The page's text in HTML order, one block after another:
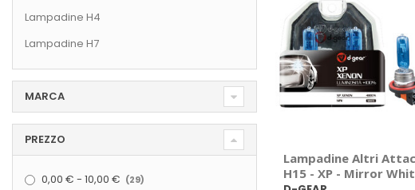
Lampadine Altri
H15 - XP - Mirror
Lampadine H4
Lampadine H7
MARCA
PREZZO
0,00 € - 10,00 € 29